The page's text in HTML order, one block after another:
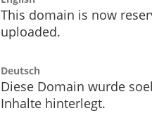
This domain is now
uploaded.
Deutsch
Diese Domain wurde
Inhalte hinterlegt.